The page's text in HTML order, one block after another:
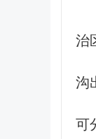
治
沟
可